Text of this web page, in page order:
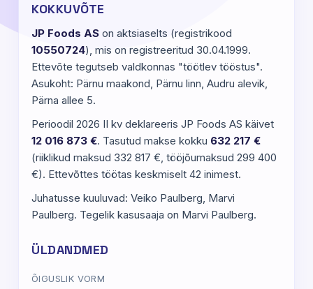
KOKKUVÕTE
JP Foods AS on aktsiaselts (registrikood
10550724), mis on registreeritud 30.04.1999.
Ettevõte tegutseb valdkonnas "töötlev tööstus".
Asukoht: Pärnu maakond, Pärnu linn, Audru alevik,
Pärna allee 5.
Perioodil 2026 II kv deklareeris JP Foods AS käivet
12 016 873 €. Tasutud makse kokku 632 217 €
(riiklikud maksud 332 817 €, tööjõumaksud 299 400
€). Ettevõttes töötas keskmiselt 42 inimest.
Juhatusse kuuluvad: Veiko Paulberg, Marvi
Paulberg. Tegelik kasusaaja on Marvi Paulberg.
ÜLDANDMED
ÕIGUSLIK VORM